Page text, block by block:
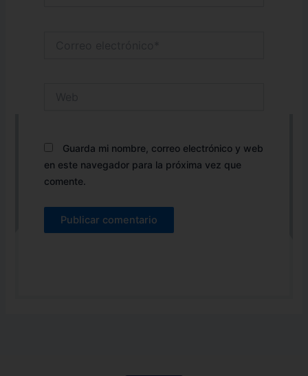
Guarda mi nombre, correo electrónico y web
en este navegador para la próxima vez que
comente.